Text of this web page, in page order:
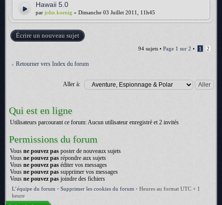
Hawaii 5.0
par john.koenig » Dimanche 03 Juillet 2011, 11h45
Écrire un nouveau sujet
94 sujets • Page 1 sur 2 • 1 2
Retourner vers Index du forum
Aller à:
Qui est en ligne
Utilisateurs parcourant ce forum: Aucun utilisateur enregistré et 2 invités
Permissions du forum
Vous ne pouvez pas poster de nouveaux sujets
Vous ne pouvez pas répondre aux sujets
Vous ne pouvez pas éditer vos messages
Vous ne pouvez pas supprimer vos messages
Vous ne pouvez pas joindre des fichiers
L’équipe du forum • Supprimer les cookies du forum • Heures au format UTC + 1
heure